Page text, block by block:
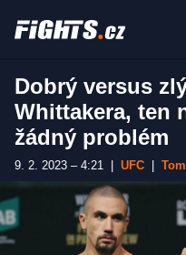
Dobrý versus
Whittakera, ten
žádný problém
9. 2. 2023 – 4:21 UFC